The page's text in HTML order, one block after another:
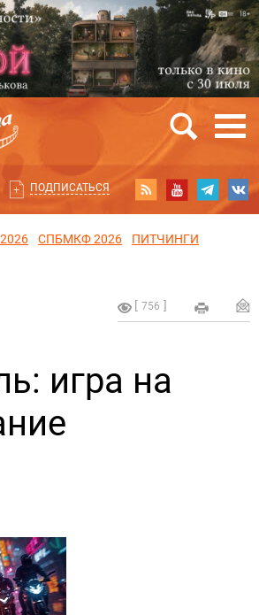
ПОДПИСАТЬСЯ
СПБМКФ 2026
ПИТЧИНГИ
756
игра на